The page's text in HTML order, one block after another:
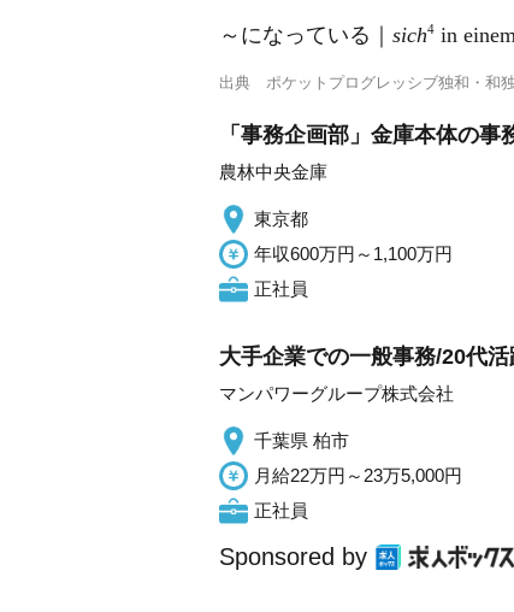
～になっている｜ sich4 in
出典 ポケットプログレッシブ独和・和
「事務企画部」金庫本体の
農林中央金庫
東京都
年収600万円～1,100万円
正社員
大手企業での一般事務/20代
マンパワーグループ株式会社
千葉県 柏市
月給22万円～23万5,000円
正社員
Sponsored by